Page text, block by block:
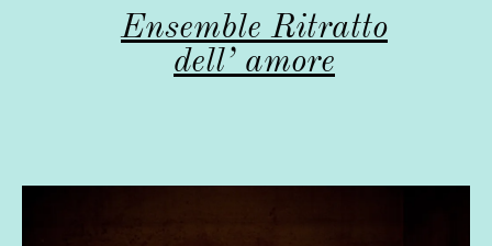
Ensemble Ritratto
dell’ amore